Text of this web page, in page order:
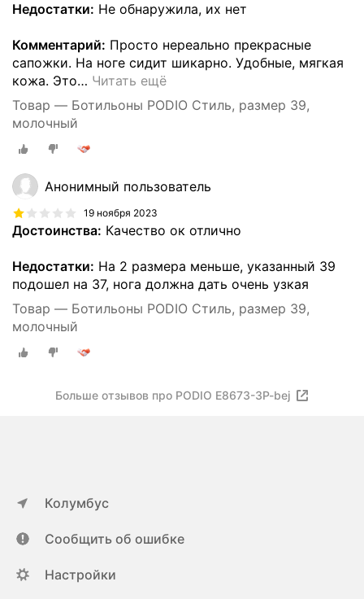
Недостатки: Не обнаружила, их нет
Комментарий: Просто нереально прекрасные
сапожки. На ноге сидит шикарно. Удобные, мягкая
кожа. Это… Читать ещё
Товар — Ботильоны PODIO Стиль, размер 39,
молочный
Анонимный пользователь
19 ноября 2023
Достоинства: Качество ок отлично
Недостатки: На 2 размера меньше, указанный 39
подошел на 37, нога должна дать очень узкая
Товар — Ботильоны PODIO Стиль, размер 39,
молочный
Больше отзывов про PODIO E8673-3P-bej
Колумбус
Сообщить об ошибке
Настройки